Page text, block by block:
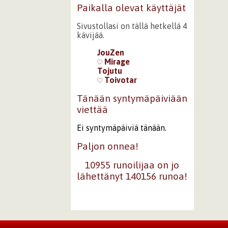
Paikalla olevat käyttäjät
Sivustollasi on tällä hetkellä 4
kävijää.
JouZen
Mirage
Tojutu
Toivotar
Tänään syntymäpäiviään
viettää
Ei syntymäpäiviä tänään.
Paljon onnea!
10955 runoilijaa on jo
lähettänyt 140156 runoa!